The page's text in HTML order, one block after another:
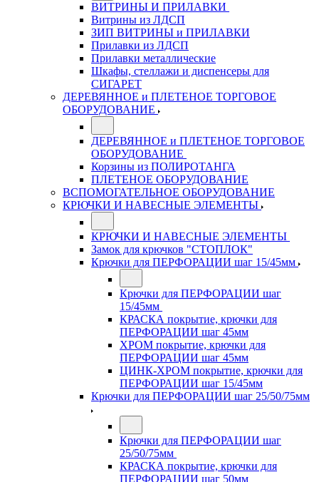
ВИТРИНЫ И ПРИЛАВКИ
Витрины из ЛДСП
ЗИП ВИТРИНЫ и ПРИЛАВКИ
Прилавки из ЛДСП
Прилавки металлические
Шкафы, стеллажи и диспенсеры для
СИГАРЕТ
ДЕРЕВЯННОЕ и ПЛЕТЕНОЕ ТОРГОВОЕ
ОБОРУДОВАНИЕ
ДЕРЕВЯННОЕ и ПЛЕТЕНОЕ ТОРГОВОЕ
ОБОРУДОВАНИЕ
Корзины из ПОЛИРОТАНГА
ПЛЕТЕНОЕ ОБОРУДОВАНИЕ
ВСПОМОГАТЕЛЬНОЕ ОБОРУДОВАНИЕ
КРЮЧКИ И НАВЕСНЫЕ ЭЛЕМЕНТЫ
КРЮЧКИ И НАВЕСНЫЕ ЭЛЕМЕНТЫ
Замок для крючков "СТОПЛОК"
Крючки для ПЕРФОРАЦИИ шаг 15/45мм
Крючки для ПЕРФОРАЦИИ шаг
15/45мм
КРАСКА покрытие, крючки для
ПЕРФОРАЦИИ шаг 45мм
ХРОМ покрытие, крючки для
ПЕРФОРАЦИИ шаг 45мм
ЦИНК-ХРОМ покрытие, крючки для
ПЕРФОРАЦИИ шаг 15/45мм
Крючки для ПЕРФОРАЦИИ шаг 25/50/75мм
Крючки для ПЕРФОРАЦИИ шаг
25/50/75мм
КРАСКА покрытие, крючки для
ПЕРФОРАЦИИ шаг 50мм